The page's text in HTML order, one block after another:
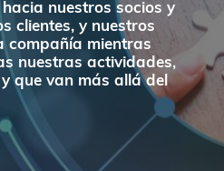
nuestros socios y
clientes, y nuestros
compañía mientras
nuestras actividades,
que van más allá del